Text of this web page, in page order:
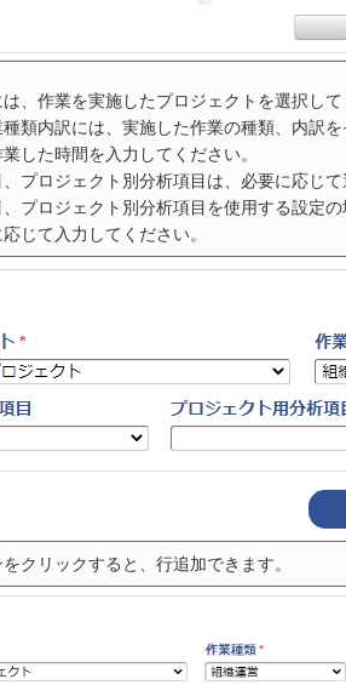
、作業を実施したプロジェクトを選択し
類内訳には、実施した作業の種類、内訳
した時間を入力してください。
プロジェクト別分析項目は、必要に応じ
プロジェクト別分析項目を使用する設定
じて入力してください。
をクリックすると、行追加できます。